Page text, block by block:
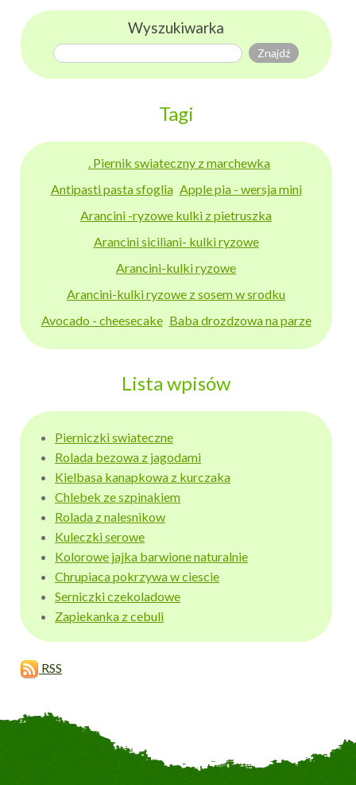
Wyszukiwarka
Tagi
. Piernik swiateczny z marchewka
Antipasti pasta sfoglia Apple pia - wersja mini
Arancini -ryzowe kulki z pietruszka
Arancini siciliani- kulki ryzowe
Arancini-kulki ryzowe
Arancini-kulki ryzowe z sosem w srodku
Avocado - cheesecake Baba drozdzowa na parze
Lista wpisów
Pierniczki swiateczne
Rolada bezowa z jagodami
Kielbasa kanapkowa z kurczaka
Chlebek ze szpinakiem
Rolada z nalesnikow
Kuleczki serowe
Kolorowe jajka barwione naturalnie
Chrupiaca pokrzywa w ciescie
Serniczki czekoladowe
Zapiekanka z cebuli
RSS